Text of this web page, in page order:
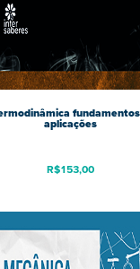
aplicações
R$153,00